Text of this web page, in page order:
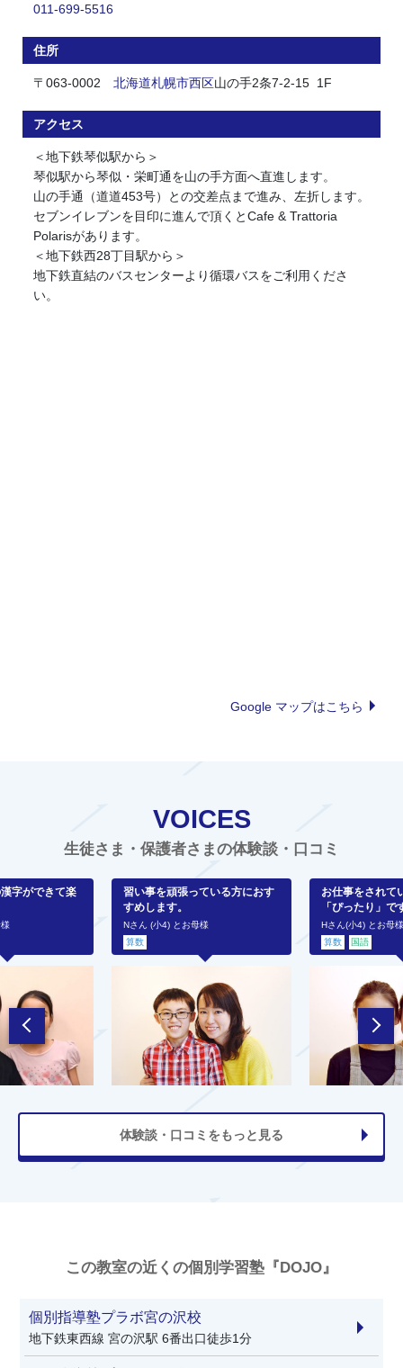
011-699-5516
住所
〒063-0002 北海道札幌市西区山の手2条7-2-15 1F
アクセス
＜地下鉄琴似駅から＞
琴似駅から琴似・栄町通を山の手方面へ直進します。
山の手通（道道453号）との交差点まで進み、左折します。
セブンイレブンを目印に進んで頂くとCafe & Trattoria
Polarisがあります。
＜地下鉄西28丁目駅から＞
地下鉄直結のバスセンターより循環バスをご利用くださ
い。
Google マップはこちら
VOICES
生徒さま・保護者さまの体験談・口コミ
字ができて楽
習い事を頑張っている方におす
すめします。
Nさん (小4) とお母様
算数
お仕事をされて
「ぴったり」で
Hさん(小4) とお母
算数
国語
体験談・口コミをもっと見る
この教室の近くの個別学習塾『DOJO』
個別指導塾プラボ宮の沢校
地下鉄東西線 宮の沢駅 6番出口徒歩1分